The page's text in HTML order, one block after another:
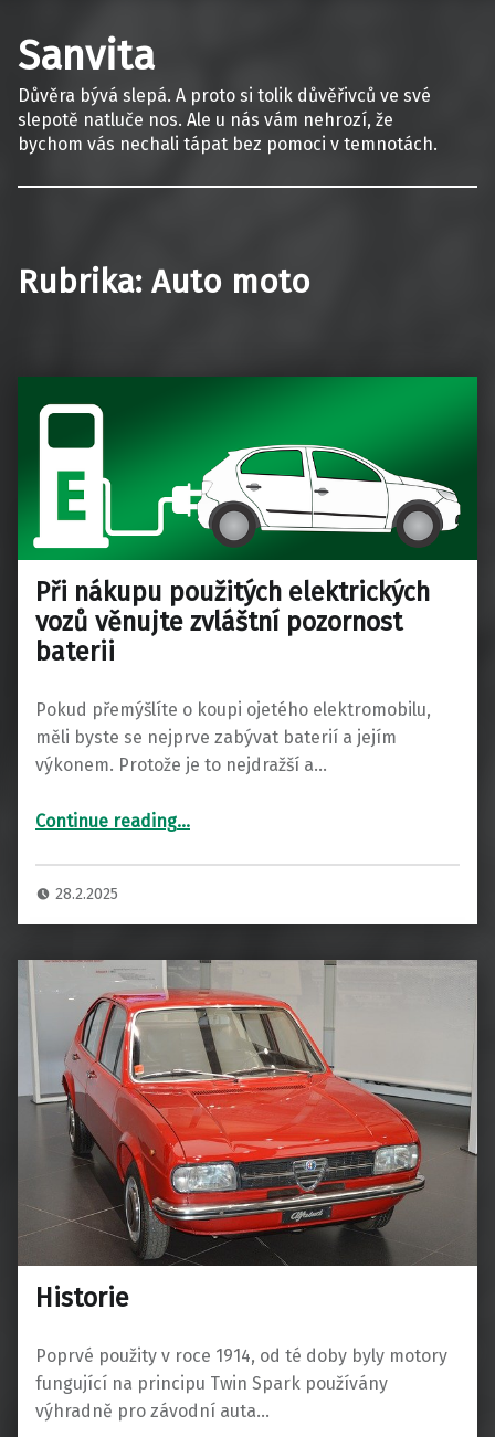
Sanvita
Důvěra bývá slepá. A proto si tolik důvěřivců ve své
slepotě natluče nos. Ale u nás vám nehrozí, že
bychom vás nechali tápat bez pomoci v temnotách.
Rubrika: Auto moto
Při nákupu použitých elektrických
vozů věnujte zvláštní pozornost
baterii
Pokud přemýšlíte o koupi ojetého elektromobilu,
měli byste se nejprve zabývat baterií a jejím
výkonem. Protože je to nejdražší a…
Continue reading“Při nákupu použitých elektrických vozů věnujte zvláštní pozornost baterii”
…
28.2.2025
Historie
Poprvé použity v roce 1914, od té doby byly motory
fungující na principu Twin Spark používány
výhradně pro závodní auta…